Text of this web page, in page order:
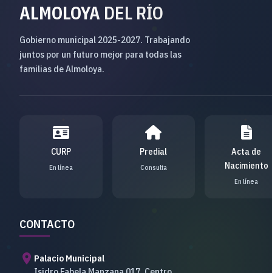
ALMOLOYA DEL RÍO
Gobierno municipal 2025-2027. Trabajando
juntos por un futuro mejor para todas las
familias de Almoloya.
CURP
En línea
Predial
Consulta
Acta de
Nacimiento
En línea
CONTACTO
location_on Palacio Municipal